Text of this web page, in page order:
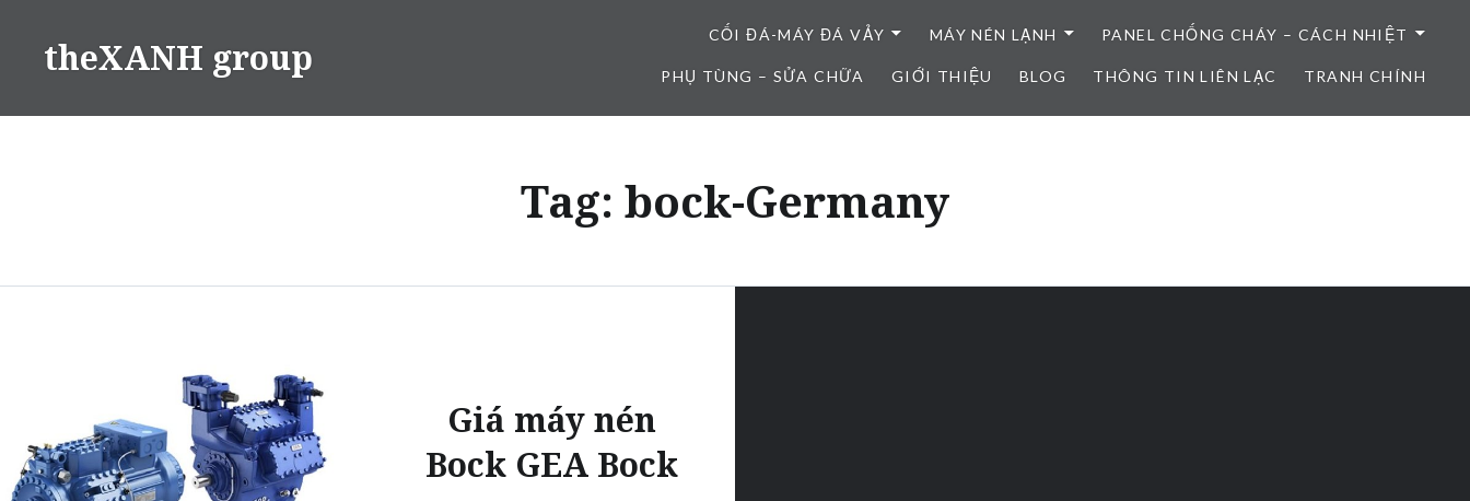
contenttheXANH group
CỐI ĐÁ-MÁY ĐÁ VẢY MÁY NÉN LẠNH PANEL CHỐNG CHÁY – CÁCH NHIỆT
PHỤ TÙNG – SỬA CHỮA GIỚI THIỆU BLOG THÔNG TIN LIÊN LẠC TRANH CHÍNH
Tag: bock-Germany
Giá máy nén
Bock GEA Bock